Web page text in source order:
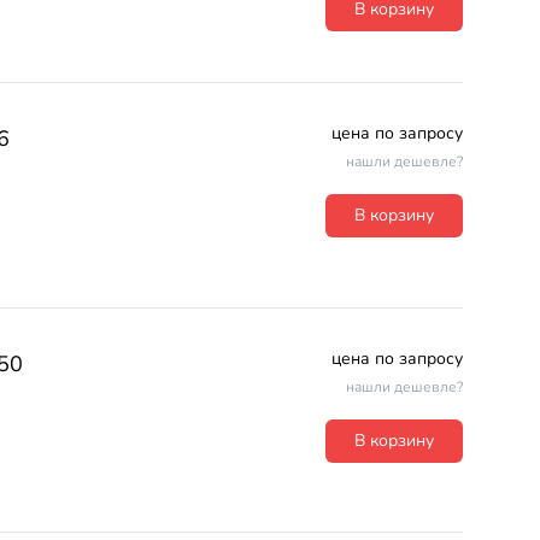
В корзину
цена по запросу
нашли дешевле?
В корзину
цена по запросу
нашли дешевле?
В корзину